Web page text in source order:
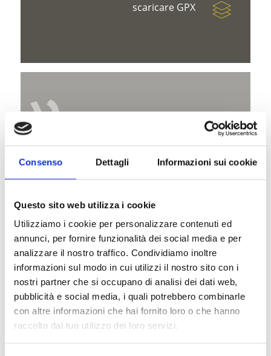
Consenso Dettagli Informazioni sui cookie
Questo sito web utilizza i cookie
Utilizziamo i cookie per personalizzare contenuti ed
annunci, per fornire funzionalità dei social media e per
analizzare il nostro traffico. Condividiamo inoltre
informazioni sul modo in cui utilizzi il nostro sito con i
nostri partner che si occupano di analisi dei dati web,
pubblicità e social media, i quali potrebbero combinarle
con altre informazioni che hai fornito loro o che hanno
raccolto dal tuo utilizzo dei loro servizi.
scaricare GPX
V
Malga di Tarres
Mappa e profilo di elevazione
Impressioni